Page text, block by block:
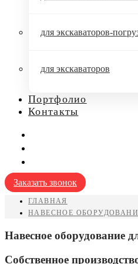
для экскаваторов-
для экскаваторов
Портфолио
Контакты
Заказать звонок
ГЛАВНАЯ
НАВЕСНОЕ
Навесное оборудование
Собственное